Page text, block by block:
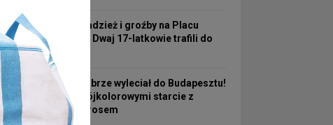
Nocna kradzież i groźby na Placu
Wolności! Dwaj 17-latkowie trafili do
aresztu
Górnik Zabrze wyleciał do Budapesztu!
Przed Trójkolorowymi starcie z
Ferencvárosem